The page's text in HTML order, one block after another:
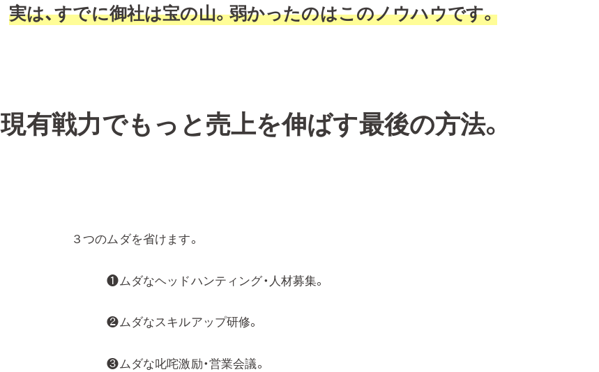
実は、すでに御社は宝の山。弱かったのはこのノウハウです。
現有戦力でもっと売上を伸ばす最後の方法。
３つのムダを省けます。
❶ムダなヘッドハンティング・人材募集。
❷ムダなスキルアップ研修。
❸ムダな叱咤激励・営業会議。